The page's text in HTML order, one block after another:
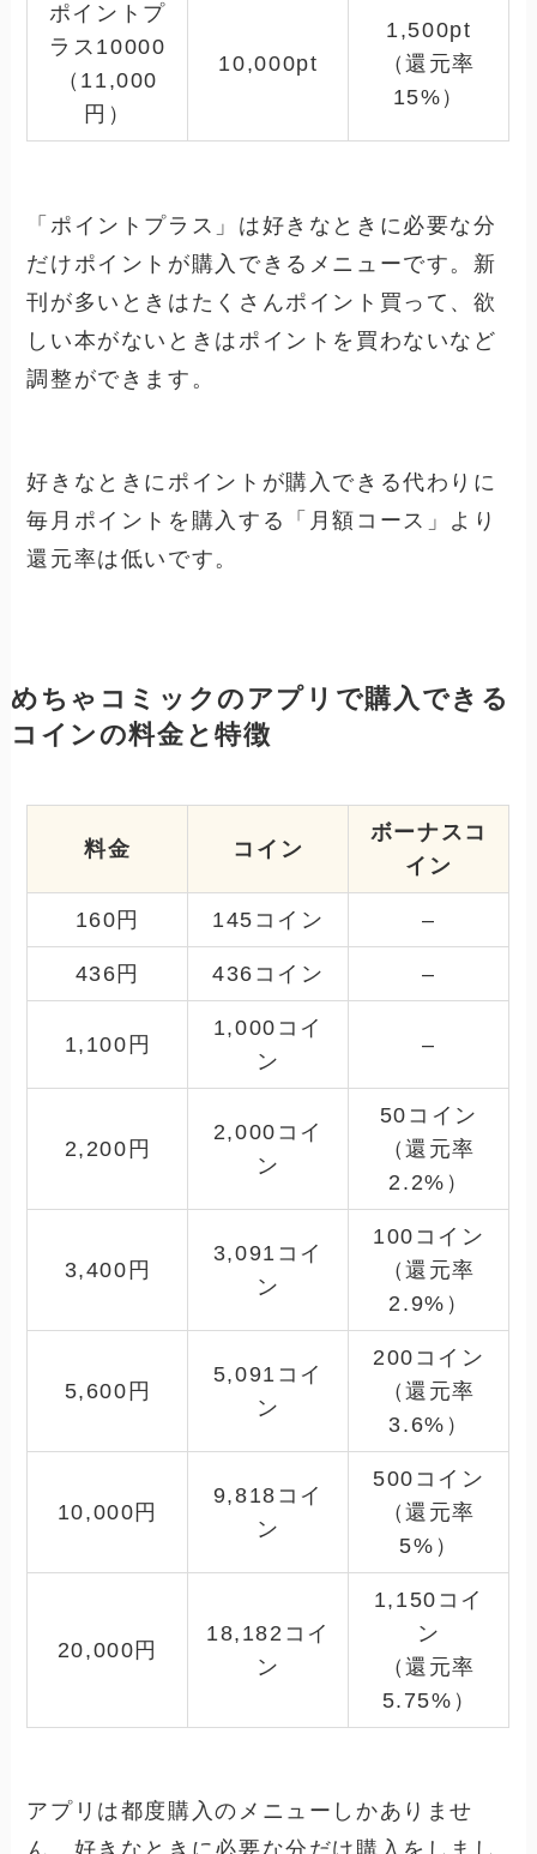
ポイントプ
ラス10000
（11,000
円）
10,000pt
1,500pt
（還元率
15%）
「ポイントプラス」は好きなときに必要な分
だけポイントが購入できるメニューです。新
刊が多いときはたくさんポイント買って、欲
しい本がないときはポイントを買わないなど
調整ができます。
好きなときにポイントが購入できる代わりに
毎月ポイントを購入する「月額コース」より
還元率は低いです。
めちゃコミックのアプリで購入できる
コインの料金と特徴
料金 コイン
ボーナスコ
イン
160円 145コイン –
436円 436コイン –
1,100円
1,000コイ
ン
–
2,200円
2,000コイ
ン
50コイン
（還元率
2.2%）
3,400円
3,091コイ
ン
100コイン
（還元率
2.9%）
5,600円
5,091コイ
ン
200コイン
（還元率
3.6%）
10,000円
9,818コイ
ン
500コイン
（還元率
5%）
20,000円
18,182コイ
ン
1,150コイ
ン
（還元率
5.75%）
アプリは都度購入のメニューしかありませ